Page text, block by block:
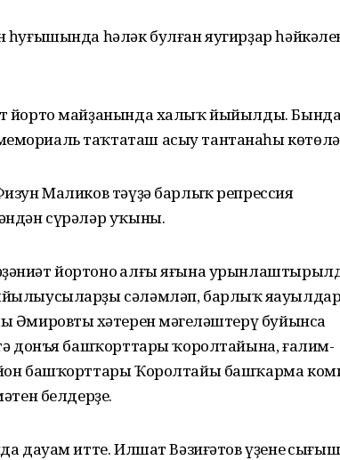
һәләк булған яугирҙар
йорто майҙанында халыҡ йыйылды. Бында
таҡтаташ асыу тантанаһы көтөлә
Маликов тәүҙә барлыҡ репрессия
сүрәләр уҡыны.
йортоноң алғы яғына
сәләмләп, барлыҡ яңауылдар
хәтерен мәңгеләштерү буйынса
донъя башҡорттары ҡоролтайына, ғалим-
башҡорттары Ҡоролтайы башҡарма
белдерҙе.
дауам итте. Илшат Вәзиғәтов үҙенең